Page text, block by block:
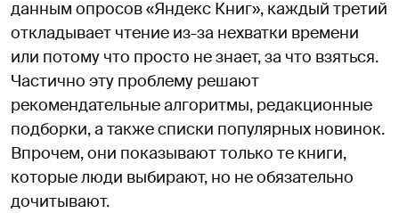
данным опросов «Яндекс Книг», каждый третий
откладывает чтение из-за нехватки времени
или потому что просто не знает, за что взяться.
Частично эту проблему решают
рекомендательные алгоритмы, редакционные
подборки, а также списки популярных новинок.
Впрочем, они показывают только те книги,
которые люди выбирают, но не обязательно
дочитывают.